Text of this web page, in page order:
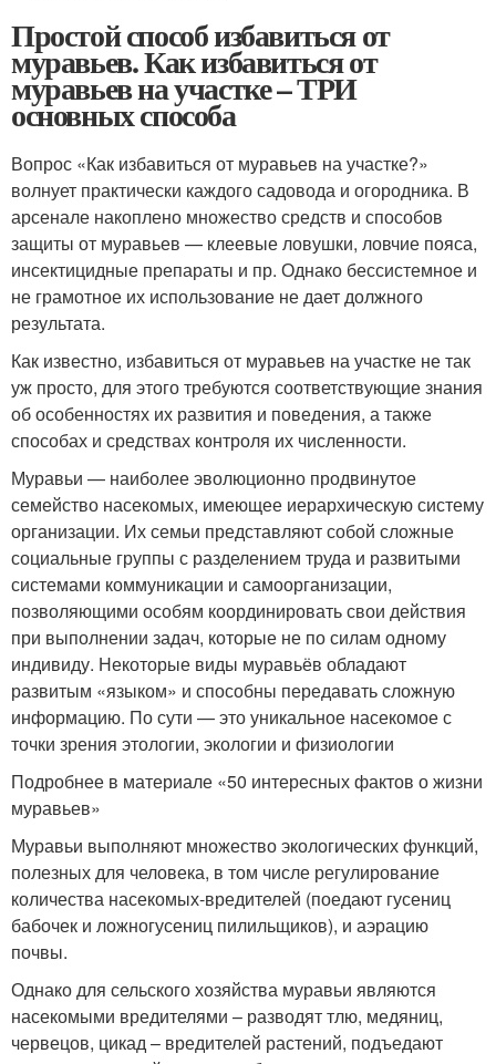
Простой способ избавиться от
муравьев. Как избавиться от
муравьев на участке – ТРИ
основных способа
Вопрос «Как избавиться от муравьев на участке?»
волнует практически каждого садовода и огородника. В
арсенале накоплено множество средств и способов
защиты от муравьев — клеевые ловушки, ловчие пояса,
инсектицидные препараты и пр. Однако бессистемное и
не грамотное их использование не дает должного
результата.
Как известно, избавиться от муравьев на участке не так
уж просто, для этого требуются соответствующие знания
об особенностях их развития и поведения, а также
способах и средствах контроля их численности.
Муравьи — наиболее эволюционно продвинутое
семейство насекомых, имеющее иерархическую систему
организации. Их семьи представляют собой сложные
социальные группы с разделением труда и развитыми
системами коммуникации и самоорганизации,
позволяющими особям координировать свои действия
при выполнении задач, которые не по силам одному
индивиду. Некоторые виды муравьёв обладают
развитым «языком» и способны передавать сложную
информацию. По сути — это уникальное насекомое с
точки зрения этологии, экологии и физиологии
Подробнее в материале «50 интересных фактов о жизни
муравьев»
Муравьи выполняют множество экологических функций,
полезных для человека, в том числе регулирование
количества насекомых-вредителей (поедают гусениц
бабочек и ложногусениц пилильщиков), и аэрацию
почвы.
Однако для сельского хозяйства муравьи являются
насекомыми вредителями – разводят тлю, медяниц,
червецов, цикад – вредителей растений, подъедают